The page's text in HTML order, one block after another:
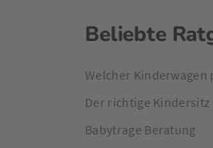
Beliebte
Welcher Kinderwagen
Der richtige Kindersitz
Babytrage Beratung